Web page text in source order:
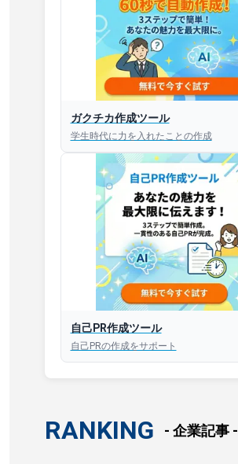
削・面接対策アプリ【無料】
30秒以内にあなたのESを添削
30秒以内にあなただけのESを
AIと対話して面接練習ができ
iOS版はこちら
Android版はこちら
ガクチカ作成ツール
学生時代に力を入れたことの作成
自己PR作成ツール
自己PRの作成をサポート
RANKING - 企業記事 -